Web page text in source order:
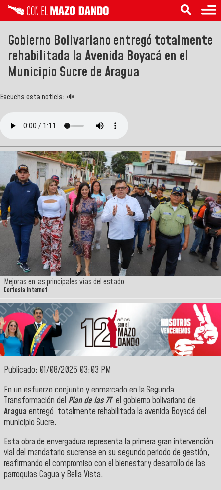
Gobierno Bolivariano entregó totalmente
rehabilitada la Avenida Boyacá en el
Municipio Sucre de Aragua
Escucha esta noticia: 🔊
Mejoras en las principales vías del estado
Cortesía Internet
Publicado: 01/08/2025 03:03 PM
En un esfuerzo conjunto y enmarcado en la Segunda
Transformación del Plan de las 7T el gobierno bolivariano de
Aragua entregó totalmente rehabilitada la avenida Boyacá del
municipio Sucre.
Esta obra de envergadura representa la primera gran intervención
vial del mandatario sucrense en su segundo periodo de gestión,
reafirmando el compromiso con el bienestar y desarrollo de las
parroquias Cagua y Bella Vista.